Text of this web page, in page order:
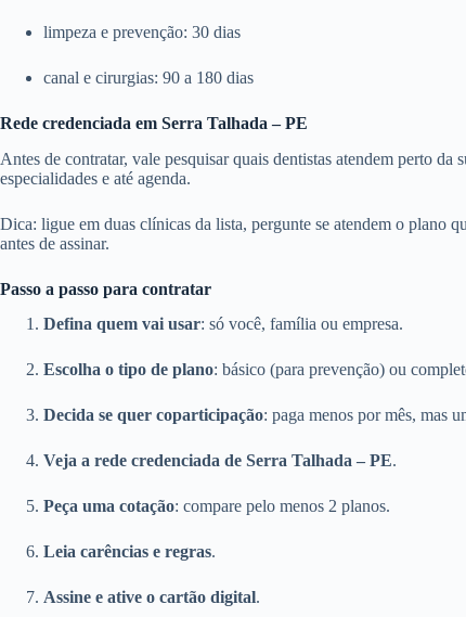
limpeza e prevenção: 30 dias
canal e cirurgias: 90 a 180 dias
Rede credenciada em Serra Talhada – PE
Antes de contratar, vale pesquisar quais dentistas atendem perto
especialidades e até agenda.
Dica: ligue em duas clínicas da lista, pergunte se atendem o plano
antes de assinar.
Passo a passo para contratar
Defina quem vai usar: só você, família ou empresa.
Escolha o tipo de plano: básico (para prevenção) ou
Decida se quer coparticipação: paga menos por mês, mas
Veja a rede credenciada de Serra Talhada – PE.
Peça uma cotação: compare pelo menos 2 planos.
Leia carências e regras.
Assine e ative o cartão digital.